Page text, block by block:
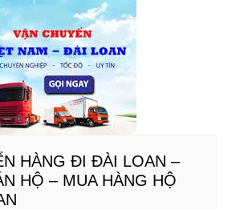
HÀNG ĐI ĐÀI LOAN –
HỘ – MUA HÀNG HỘ